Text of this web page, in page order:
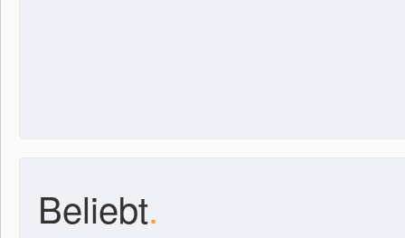
Beliebt.